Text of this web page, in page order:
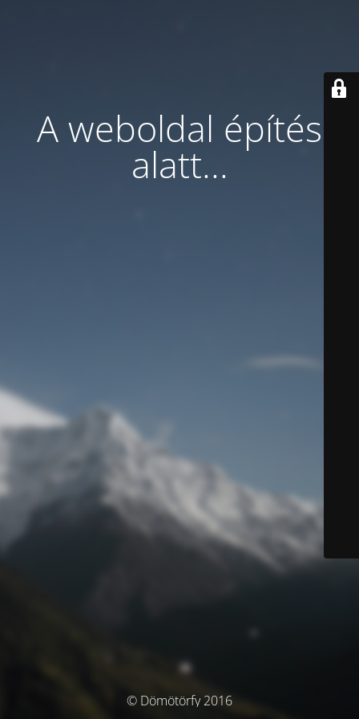
A weboldal építés
alatt...
© Dömötörfy 2016